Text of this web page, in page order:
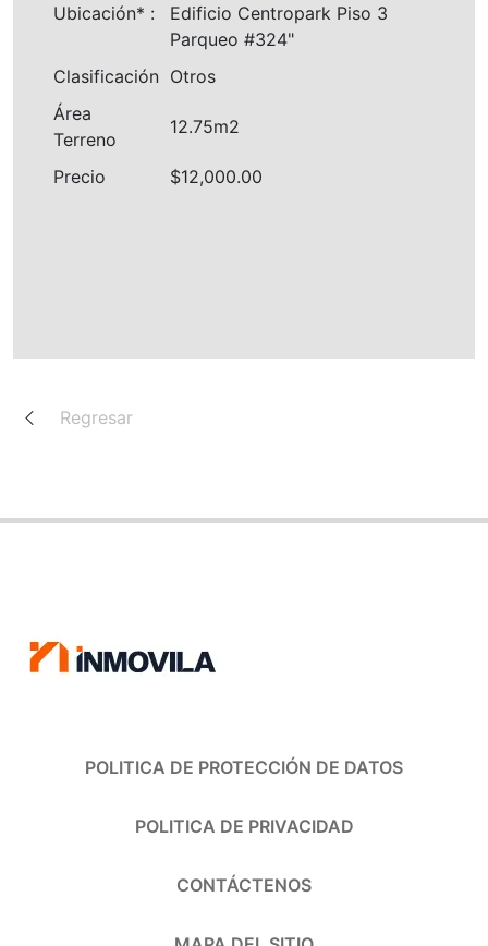
Ubicación* :
Edificio Centropark Piso 3
Parqueo #324"
Clasificación Otros
Área
Terreno
12.75m2
Precio $12,000.00
Regresar
POLITICA DE PROTECCIÓN DE DATOS
POLITICA DE PRIVACIDAD
CONTÁCTENOS